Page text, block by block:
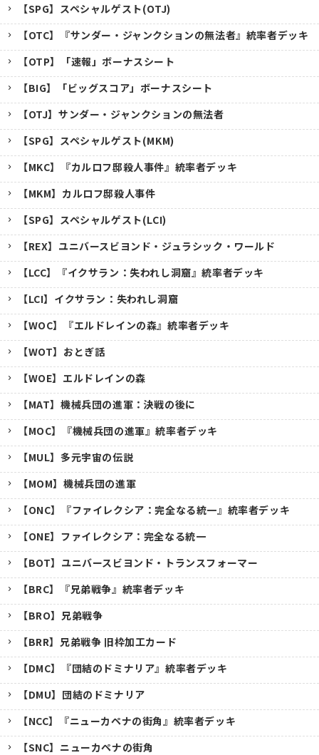
【SPG】スペシャルゲスト(OTJ)
【OTC】『サンダー・ジャンクションの無法者』統率者デッキ
【OTP】「速報」ボーナスシート
【BIG】「ビッグスコア」ボーナスシート
【OTJ】サンダー・ジャンクションの無法者
【SPG】スペシャルゲスト(MKM)
【MKC】『カルロフ邸殺人事件』統率者デッキ
【MKM】カルロフ邸殺人事件
【SPG】スペシャルゲスト(LCI)
【REX】ユニバースビヨンド・ジュラシック・ワールド
【LCC】『イクサラン：失われし洞窟』統率者デッキ
【LCI】イクサラン：失われし洞窟
【WOC】『エルドレインの森』統率者デッキ
【WOT】おとぎ話
【WOE】エルドレインの森
【MAT】機械兵団の進軍：決戦の後に
【MOC】『機械兵団の進軍』統率者デッキ
【MUL】多元宇宙の伝説
【MOM】機械兵団の進軍
【ONC】『ファイレクシア：完全なる統一』統率者デッキ
【ONE】ファイレクシア：完全なる統一
【BOT】ユニバースビヨンド・トランスフォーマー
【BRC】『兄弟戦争』統率者デッキ
【BRO】兄弟戦争
【BRR】兄弟戦争 旧枠加工カード
【DMC】『団結のドミナリア』統率者デッキ
【DMU】団結のドミナリア
【NCC】『ニューカペナの街角』統率者デッキ
【SNC】ニューカペナの街角